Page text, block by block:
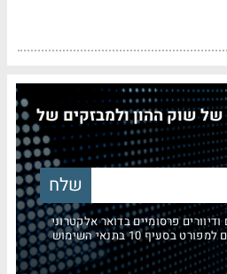
של שוק ההון ולמבזקים של
פרסומיים בדואר אלקטרוני
10 בתנאי השימוש